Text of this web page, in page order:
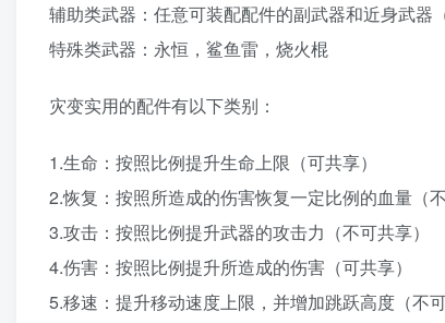
辅助类武器：任意可装配配件的副武器和近身武
特殊类武器：永恒，鲨鱼雷，烧火棍
灾变实用的配件有以下类别：
1.生命：按照比例提升生命上限（可共享）
2.恢复：按照所造成的伤害恢复一定比例的血量（不
3.攻击：按照比例提升武器的攻击力（不可共享）
4.伤害：按照比例提升所造成的伤害（可共享）
5.移速：提升移动速度上限，并增加跳跃高度（不可